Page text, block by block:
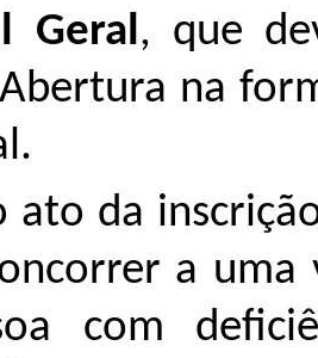
Geral, que
na
ato da
a uma
com